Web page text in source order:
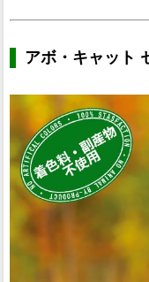
アボ・キャット